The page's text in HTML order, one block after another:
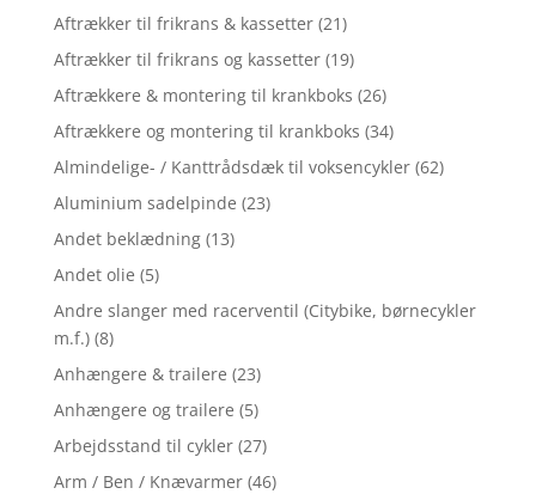
Aftrækker til frikrans & kassetter (21)
Aftrækker til frikrans og kassetter (19)
Aftrækkere & montering til krankboks (26)
Aftrækkere og montering til krankboks (34)
Almindelige- / Kanttrådsdæk til voksencykler (62)
Aluminium sadelpinde (23)
Andet beklædning (13)
Andet olie (5)
Andre slanger med racerventil (Citybike, børnecykler
m.f.) (8)
Anhængere & trailere (23)
Anhængere og trailere (5)
Arbejdsstand til cykler (27)
Arm / Ben / Knævarmer (46)